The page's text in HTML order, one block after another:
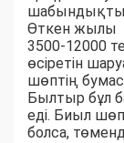
Өткен жылы
3500-12000
өсіретін
шөптің
Былтыр бұл
еді. Биыл
болса,